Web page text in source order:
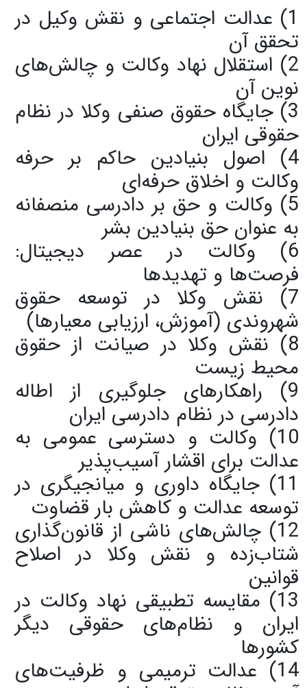
1) عدالت اجتماعی و نقش وکیل در
تحقق آن
2) استقلال نهاد وکالت و چالش‌های
نوین آن
3) جایگاه حقوق صنفی وکلا در نظام
حقوقی ایران
4) اصول بنیادین حاکم بر حرفه
وکالت و اخلاق حرفه‌ای
5) وکالت و حق بر دادرسی منصفانه
به عنوان حق بنیادین بشر
6) وکالت در عصر دیجیتال:
فرصت‌ها و تهدیدها
7) نقش وکلا در توسعه حقوق
شهروندی (آموزش، ارزیابی معیارها)
8) نقش وکلا در صیانت از حقوق
محیط زیست
9) راهکارهای جلوگیری از اطاله
دادرسی در نظام دادرسی ایران
10) وکالت و دسترسی عمومی به
عدالت برای اقشار آسیب‌پذیر
11) جایگاه داوری و میانجیگری در
توسعه عدالت و کاهش بار قضاوت
12) چالش‌های ناشی از قانون‌گذاری
شتاب‌زده و نقش وکلا در اصلاح
قوانین
13) مقایسه تطبیقی نهاد وکالت در
ایران و نظام‌های حقوقی دیگر
کشورها
14) عدالت ترمیمی و ظرفیت‌های